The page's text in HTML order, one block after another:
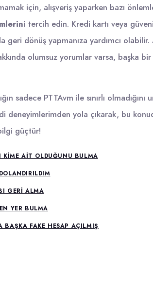
için, alışveriş yaparken bazı
tercih edin. Kredi kartı veya
geri dönüş yapmanıza yardımcı olabilir.
olumsuz yorumlar varsa, başka
sadece PTTAvm ile sınırlı
deneyimlerimden yola çıkarak, bu
güçtür!
KIME AIT OLDUĞUNU BULMA
GERI ALMA
YER BULMA
BAŞKA FAKE HESAP AÇILMIŞ